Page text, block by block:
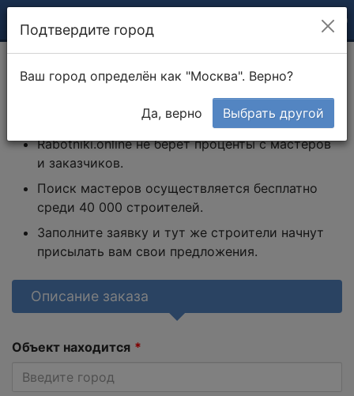
Rabotniki.online не берет проценты с мастеров
и заказчиков.
Поиск мастеров осуществляется бесплатно
среди 40 000 строителей.
Заполните заявку и тут же строители начнут
присылать вам свои предложения.
Описание заказа
Объект находится
Подтвердите город
Ваш город определён как "Москва". Верно?
Да, верно Выбрать другой